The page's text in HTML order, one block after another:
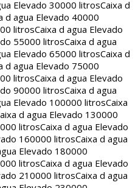
Elevado 30000 litrosCaixa d
d agua Elevado 40000
litrosCaixa d agua Elevado
55000 litrosCaixa d agua
Elevado 65000 litrosCaixa d
d agua Elevado 75000
litrosCaixa d agua Elevado
90000 litrosCaixa d agua
Elevado 100000 litrosCaixa
d agua Elevado 130000
litrosCaixa d agua Elevado
160000 litrosCaixa d agua
Elevado 180000
litrosCaixa d agua Elevado
210000 litrosCaixa d agua